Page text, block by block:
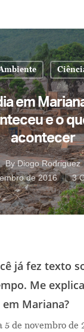
search or ESC to close
em
e o
acontecer
ByDiogo Rodriguez
de 2016
3
já fez texto
Me
Mariana?
5 de novembro de